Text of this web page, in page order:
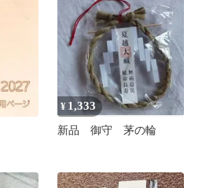
¥ 1,333
新品 御守 茅の輪